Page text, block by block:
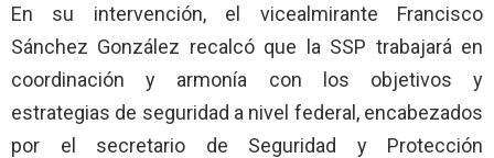
En su intervención, el vicealmirante Francisco
Sánchez González recalcó que la SSP trabajará en
coordinación y armonía con los objetivos y
estrategias de seguridad a nivel federal, encabezados
por el secretario de Seguridad y Protección